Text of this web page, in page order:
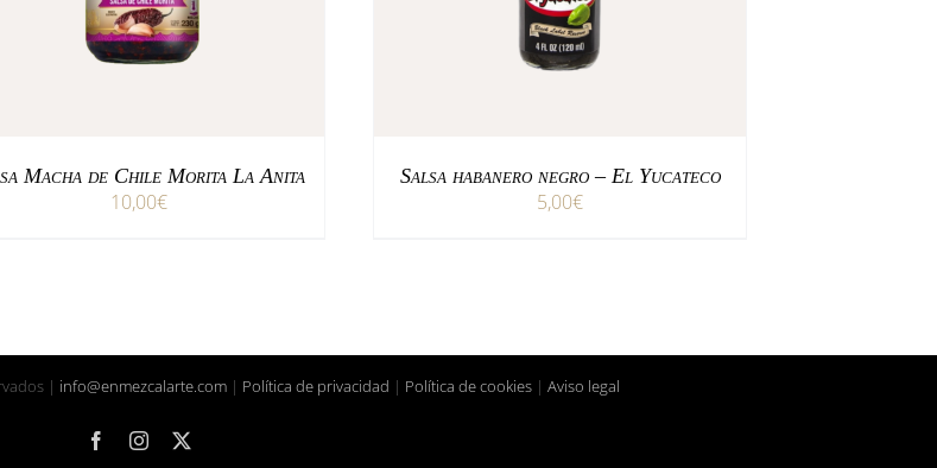
Macha de Chile Morita La Anita
10,00€
Salsa habanero negro – El Yucateco
5,00€
| info@enmezcalarte.com | Política de privacidad | Política de cookies | Aviso legal
FacebookInstagram